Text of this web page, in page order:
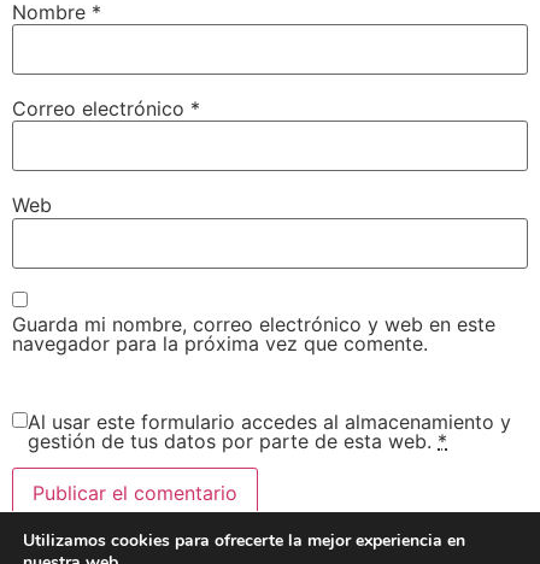
Nombre *
Correo electrónico *
Web
Guarda mi nombre, correo electrónico y web en este
navegador para la próxima vez que comente.
Al usar este formulario accedes al almacenamiento y
gestión de tus datos por parte de esta web. *
Este sitio usa Akismet para reducir el spam.Aprende
Utilizamos cookies para ofrecerte la mejor experiencia en